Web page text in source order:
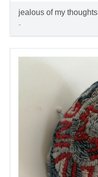
jealous of my thoughts
-